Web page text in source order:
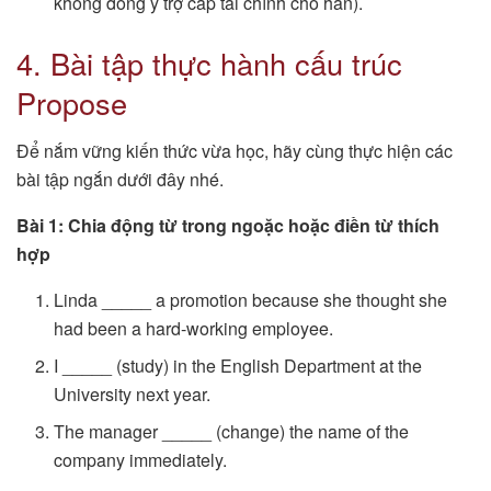
4. Bài tập thực hành cấu trúc
Propose
Để nắm vững kiến thức vừa học, hãy cùng thực hiện các
bài tập ngắn dưới đây nhé.
Bài 1: Chia động từ trong ngoặc hoặc điền từ thích
hợp
Linda _____ a promotion because she thought she
had been a hard-working employee.
I _____ (study) in the English Department at the
University next year.
The manager _____ (change) the name of the
company immediately.